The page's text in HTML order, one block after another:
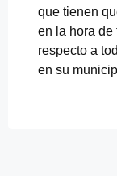
que tienen
en la hora de
respecto a
en su